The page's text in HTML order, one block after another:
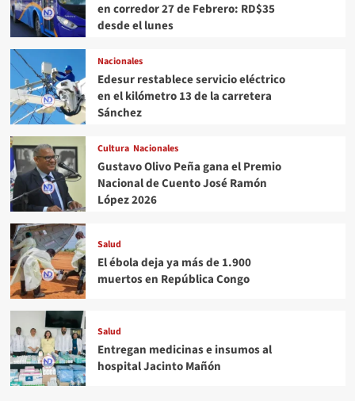
en corredor 27 de Febrero: RD$35
desde el lunes
Nacionales
Edesur restablece servicio eléctrico
en el kilómetro 13 de la carretera
Sánchez
Cultura Nacionales
Gustavo Olivo Peña gana el Premio
Nacional de Cuento José Ramón
López 2026
Salud
El ébola deja ya más de 1.900
muertos en República Congo
Salud
Entregan medicinas e insumos al
hospital Jacinto Mañón